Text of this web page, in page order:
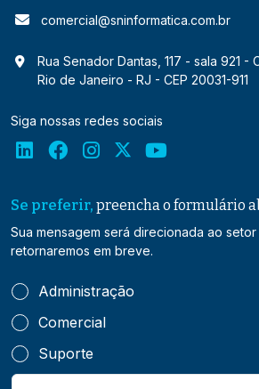
comercial@sninformatica.com.br
Rua Senador Dantas, 117 - sala 921 -
Rio de Janeiro - RJ - CEP 20031-911
Siga nossas redes sociais
Se preferir, preencha o formulário
Sua mensagem será direcionada ao
retornaremos em breve.
Administração
Comercial
Suporte